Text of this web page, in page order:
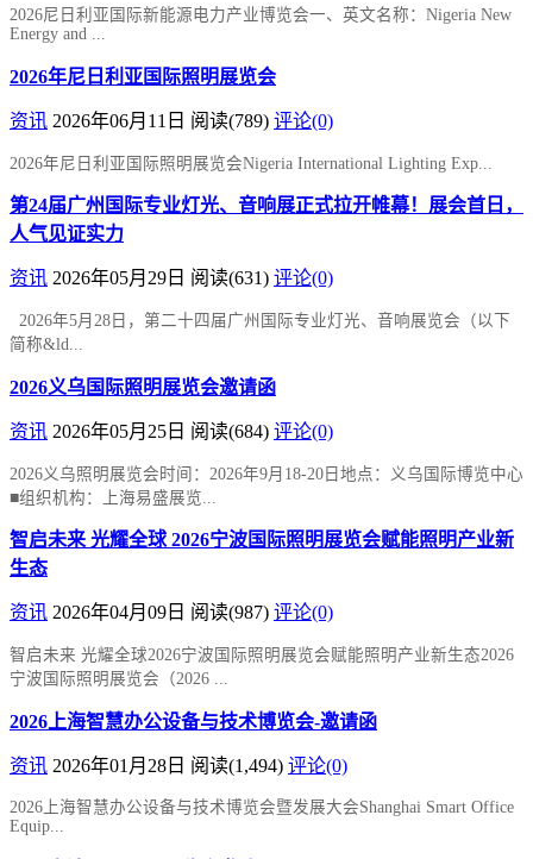
2026尼日利亚国际新能源电力产业博览会一、英文名称：Nigeria New
Energy and ...
2026年尼日利亚国际照明展览会
资讯 2026年06月11日 阅读(789) 评论(0)
2026年尼日利亚国际照明展览会Nigeria International Lighting Exp...
第24届广州国际专业灯光、音响展正式拉开帷幕！展会首日，
人气见证实力
资讯 2026年05月29日 阅读(631) 评论(0)
2026年5月28日，第二十四届广州国际专业灯光、音响展览会（以下
简称&ld...
2026义乌国际照明展览会邀请函
资讯 2026年05月25日 阅读(684) 评论(0)
2026义乌照明展览会时间：2026年9月18-20日地点：义乌国际博览中心
■组织机构：上海易盛展览...
智启未来 光耀全球 2026宁波国际照明展览会赋能照明产业新
生态
资讯 2026年04月09日 阅读(987) 评论(0)
智启未来 光耀全球2026宁波国际照明展览会赋能照明产业新生态2026
宁波国际照明展览会（2026 ...
2026上海智慧办公设备与技术博览会-邀请函
资讯 2026年01月28日 阅读(1,494) 评论(0)
2026上海智慧办公设备与技术博览会暨发展大会Shanghai Smart Office
Equip...